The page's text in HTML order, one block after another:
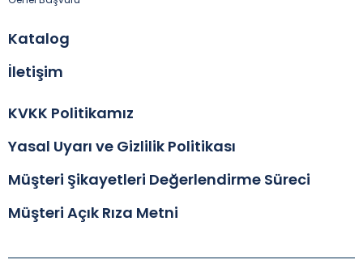
Katalog
İletişim
KVKK Politikamız
Yasal Uyarı ve Gizlilik Politikası
Müşteri Şikayetleri Değerlendirme Süreci
Müşteri Açık Rıza Metni